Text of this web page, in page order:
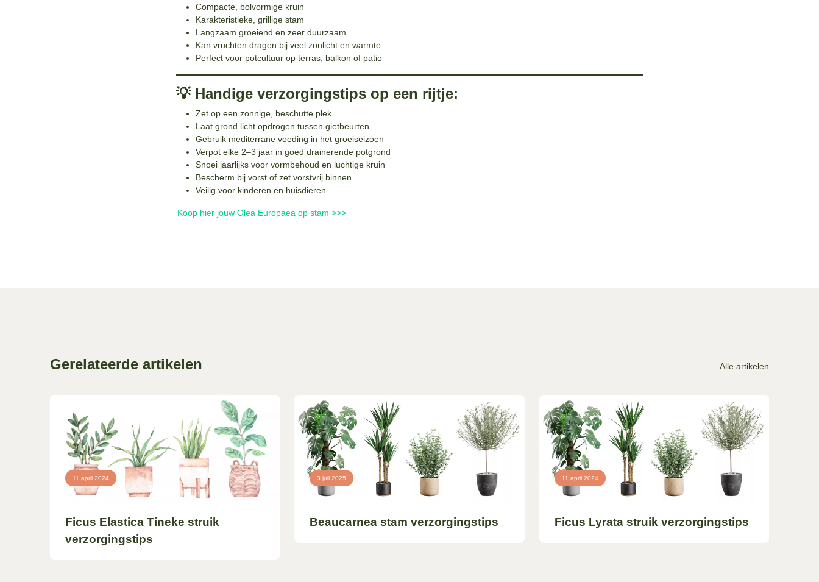
Compacte, bolvormige kruin
Karakteristieke, grillige stam
Langzaam groeiend en zeer duurzaam
Kan vruchten dragen bij veel zonlicht en warmte
Perfect voor potcultuur op terras, balkon of patio
💡 Handige verzorgingstips op een rijtje:
Zet op een zonnige, beschutte plek
Laat grond licht opdrogen tussen gietbeurten
Gebruik mediterrane voeding in het groeiseizoen
Verpot elke 2–3 jaar in goed drainerende potgrond
Snoei jaarlijks voor vormbehoud en luchtige kruin
Bescherm bij vorst of zet vorstvrij binnen
Veilig voor kinderen en huisdieren
Koop hier jouw Olea Europaea op stam >>>
Gerelateerde artikelen Alle artikelen
11 april 2024
Ficus Elastica Tineke struik
verzorgingstips
3 juli 2025
Beaucarnea stam verzorgingstips
11 april 2024
Ficus Lyrata struik verzorgingstips